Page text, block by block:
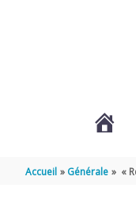
Accueil Générale «